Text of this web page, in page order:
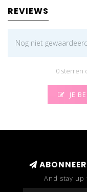
REVIEWS
Nog niet
0 sterren
JE
And stay